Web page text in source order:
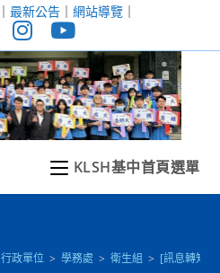
｜ 最新公告｜ 網站導覽｜
KLSH基中首頁選單
行政單位 > 學務處 > 衛生組 > [訊息轉知]